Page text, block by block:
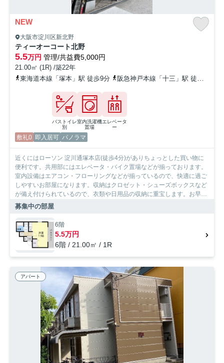
NEW
大阪市淀川区新北野
ティーオーコート北野
5.5万円 管理/共益費5,000円
21.00㎡ (1R) /築22年
東海道本線「塚本」駅 徒歩9分
阪急神戸本線「十三」駅 徒歩14分
バストイレ
別
室内洗濯機
置場
エレベータ
ー
敷礼0 即入居可 パノラマ
近くにはローソン 淀川通塚本店(徒歩4分)がありちょっとした買い物に
便利です。共用部にはエレベータ・バイク置場などが揃っております。
室内設備はエアコン・フローリングなどが揃っているので、快適に過ご
しやすいお部屋になります。収納はクロゼット・シューズボックスなど
が備え付けられているので、衣類や日用品の収納に重宝します。お早め
のご案内が可能な物件となっておりますので、内見のご予約お待ちして
おります。SumoSumoお問い合わせ窓口はお客様のよりよい住まい探し
のお手伝いを致します。個々のこだわりやご要望はスタッフまでお気軽
にお申し付け下さい。
募集中の部屋
6階
5.5万円
6階 / 21.00㎡ / 1R
アパート